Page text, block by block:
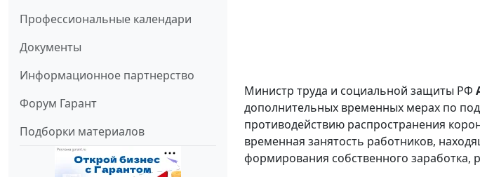
Профессиональные календари
Документы
Информационное партнерство
Форум Гарант
Подборки материалов
Министр труда и социальной защиты РФ
дополнительных временных мерах по
противодействию распространения
временная занятость работников,
формирования собственного заработка,